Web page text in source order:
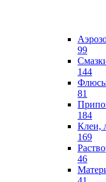
99
144
Флюсы
81
184
Клеи,
169
46